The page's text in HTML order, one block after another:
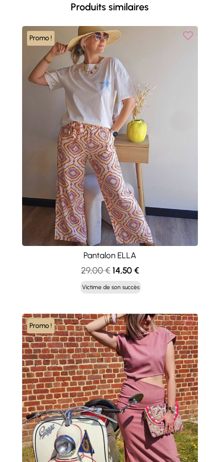
Produits similaires
Promo !
Pantalon ELLA
29,00€ Le
prix
initial
29,00 €.
14,50€Le
prix
actuel
14,50 €.
Victime de son succès
Promo !